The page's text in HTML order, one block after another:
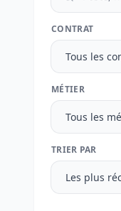
CONTRAT
MÉTIER
TRIER PAR